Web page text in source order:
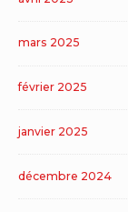
mars 2025
février 2025
janvier 2025
décembre 2024